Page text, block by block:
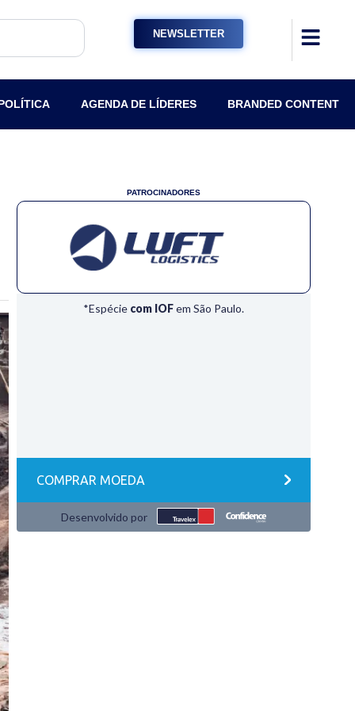
NEWSLETTER
AGENDA DE LÍDERES BRANDED CONTENT
PATROCINADORES